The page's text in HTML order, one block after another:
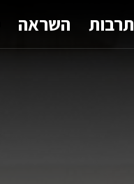
תרבות השראה